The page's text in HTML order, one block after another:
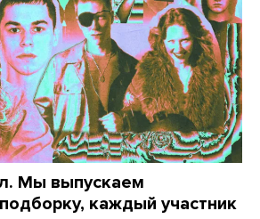
Мы выпускаем
каждый участник